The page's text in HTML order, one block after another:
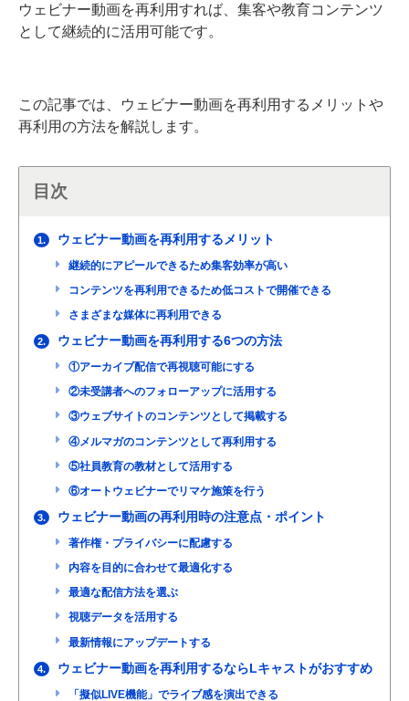
ウェビナー動画を再利用すれば、集客や教育コンテンツ
として継続的に活用可能です。
この記事では、ウェビナー動画を再利用するメリットや
再利用の方法を解説します。
目次
1. ウェビナー動画を再利用するメリット
継続的にアピールできるため集客効率が高い
コンテンツを再利用できるため低コストで開催できる
さまざまな媒体に再利用できる
2. ウェビナー動画を再利用する6つの方法
①アーカイブ配信で再視聴可能にする
②未受講者へのフォローアップに活用する
③ウェブサイトのコンテンツとして掲載する
④メルマガのコンテンツとして再利用する
⑤社員教育の教材として活用する
⑥オートウェビナーでリマケ施策を行う
3. ウェビナー動画の再利用時の注意点・ポイント
著作権・プライバシーに配慮する
内容を目的に合わせて最適化する
最適な配信方法を選ぶ
視聴データを活用する
最新情報にアップデートする
4. ウェビナー動画を再利用するならLキャストがおすすめ
「擬似LIVE機能」でライブ感を演出できる